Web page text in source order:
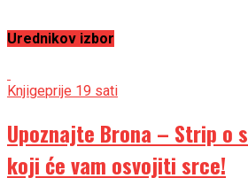
Urednikov izbor
Knjigeprije 19 sati
Upoznajte Brona – Strip o
koji će vam osvojiti srce!